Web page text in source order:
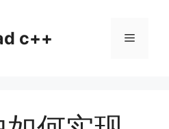
c++ 菜